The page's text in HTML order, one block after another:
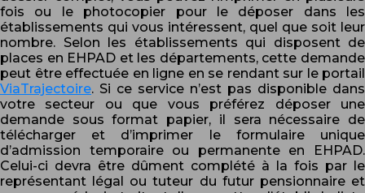
fois ou le photocopier pour le déposer dans les
établissements qui vous intéressent, quel que soit leur
nombre. Selon les établissements qui disposent de
places en EHPAD et les départements, cette demande
peut être effectuée en ligne en se rendant sur le portail
ViaTrajectoire. Si ce service n’est pas disponible dans
votre secteur ou que vous préférez déposer une
demande sous format papier, il sera nécessaire de
télécharger et d’imprimer le formulaire unique
d’admission temporaire ou permanente en EHPAD.
Celui-ci devra être dûment complété à la fois par le
représentant légal ou tuteur du futur pensionnaire et